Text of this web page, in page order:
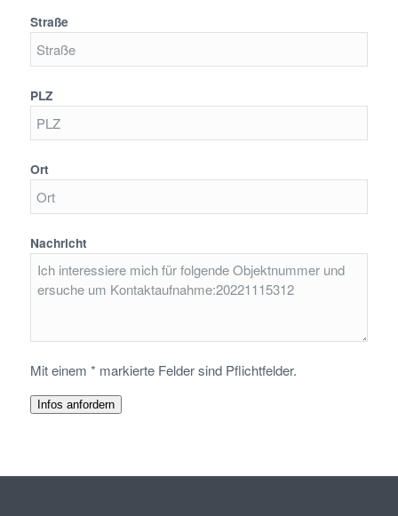
Straße
PLZ
Ort
Nachricht
Mit einem * markierte Felder sind Pflichtfelder.
Infos anfordern